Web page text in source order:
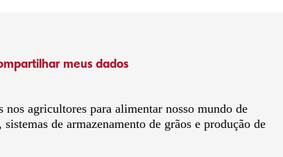
meus dados
agricultores para alimentar nosso mundo de
de armazenamento de grãos e produção de